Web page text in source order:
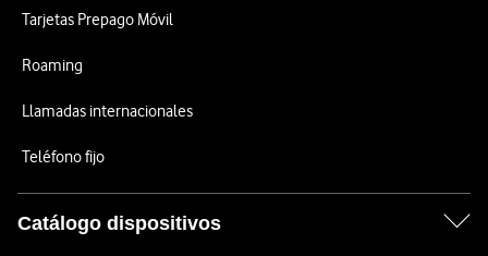
Tarjetas Prepago Móvil
Roaming
Llamadas internacionales
Teléfono fijo
Catálogo dispositivos